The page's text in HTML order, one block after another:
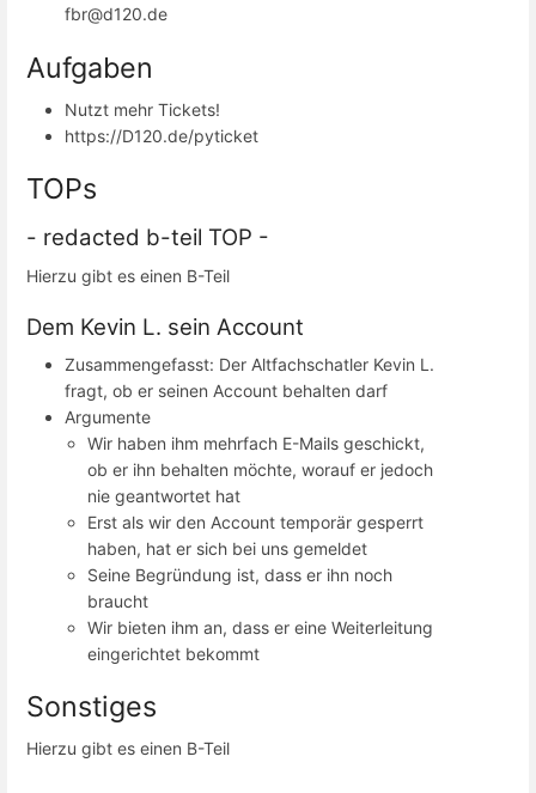
fbr@d120.de
Aufgaben
Nutzt mehr Tickets!
https://D120.de/pyticket
TOPs
- redacted b-teil TOP -
Hierzu gibt es einen B-Teil
Dem Kevin L. sein Account
Zusammengefasst: Der Altfachschatler Kevin L.
fragt, ob er seinen Account behalten darf
Argumente
Wir haben ihm mehrfach E-Mails geschickt,
ob er ihn behalten möchte, worauf er jedoch
nie geantwortet hat
Erst als wir den Account temporär gesperrt
haben, hat er sich bei uns gemeldet
Seine Begründung ist, dass er ihn noch
braucht
Wir bieten ihm an, dass er eine Weiterleitung
eingerichtet bekommt
Sonstiges
Hierzu gibt es einen B-Teil